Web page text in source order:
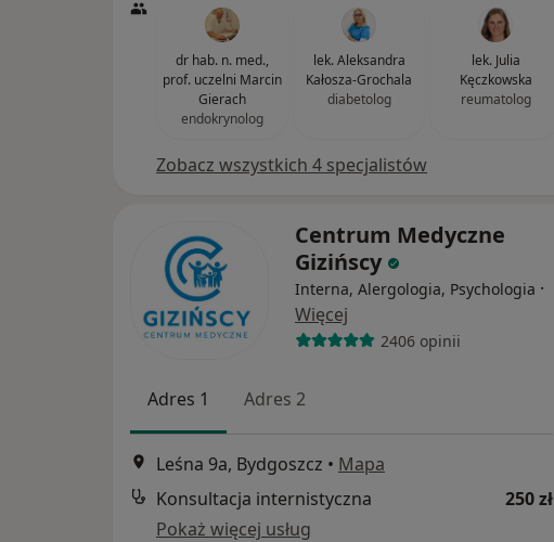
dr hab. n. med.,
prof. uczelni Marcin
Gierach
endokrynolog
lek. Aleksandra
Kałosza-Grochala
diabetolog
lek. Julia
Kęczkowska
reumatolog
Zobacz wszystkich 4 specjalistów
Centrum Medyczne
Gizińscy
Interna, Alergologia, Psychologia ·
Więcej
2406 opinii
Adres 1 Adres 2
Leśna 9a, Bydgoszcz • Mapa
Konsultacja internistyczna
250 zł
Pokaż więcej usług